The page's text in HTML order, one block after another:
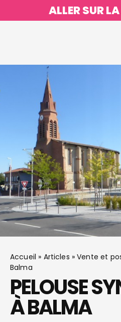
ALLER SUR
Accueil » Articles »Vente et
Balma
PELOUSE
À BALMA